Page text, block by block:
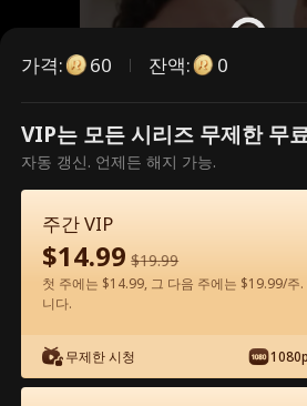
유료 에피소드입니다.
잠금을 해제해 주
가격: 60 잔액: 0
VIP는 모든 시리즈 무제한 무
자동 갱신. 언제든 해지 가능.
주간 VIP
$14.99 $19.99
첫 주에는 $14.99, 그 다음 주에는 $19.99/주
니다.
무제한 시청